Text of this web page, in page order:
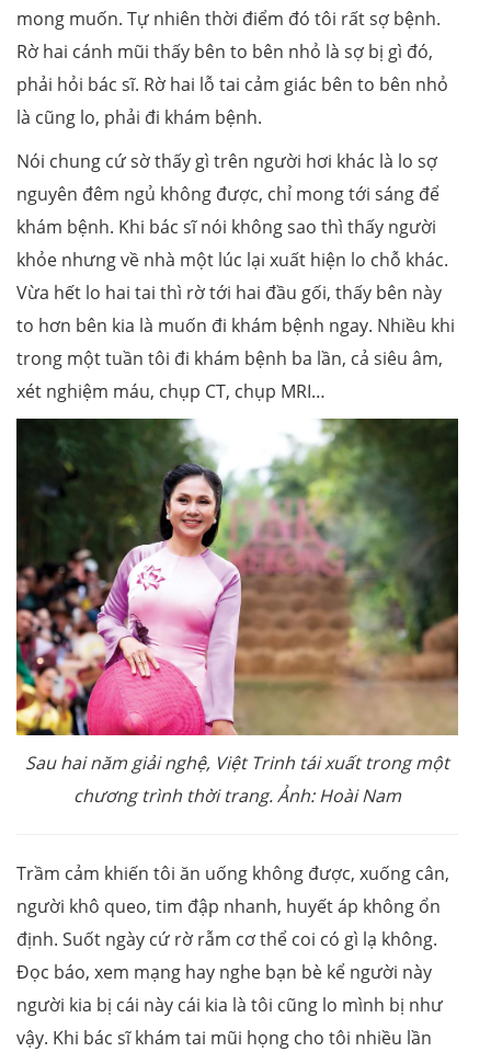
mong muốn. Tự nhiên thời điểm đó tôi rất sợ bệnh.
Rờ hai cánh mũi thấy bên to bên nhỏ là sợ bị gì đó,
phải hỏi bác sĩ. Rờ hai lỗ tai cảm giác bên to bên nhỏ
là cũng lo, phải đi khám bệnh.
Nói chung cứ sờ thấy gì trên người hơi khác là lo sợ
nguyên đêm ngủ không được, chỉ mong tới sáng để
khám bệnh. Khi bác sĩ nói không sao thì thấy người
khỏe nhưng về nhà một lúc lại xuất hiện lo chỗ khác.
Vừa hết lo hai tai thì rờ tới hai đầu gối, thấy bên này
to hơn bên kia là muốn đi khám bệnh ngay. Nhiều khi
trong một tuần tôi đi khám bệnh ba lần, cả siêu âm,
xét nghiệm máu, chụp CT, chụp MRI…
Sau hai năm giải nghệ, Việt Trinh tái xuất trong một
chương trình thời trang. Ảnh: Hoài Nam
Trầm cảm khiến tôi ăn uống không được, xuống cân,
người khô queo, tim đập nhanh, huyết áp không ổn
định. Suốt ngày cứ rờ rẫm cơ thể coi có gì lạ không.
Đọc báo, xem mạng hay nghe bạn bè kể người này
người kia bị cái này cái kia là tôi cũng lo mình bị như
vậy. Khi bác sĩ khám tai mũi họng cho tôi nhiều lần